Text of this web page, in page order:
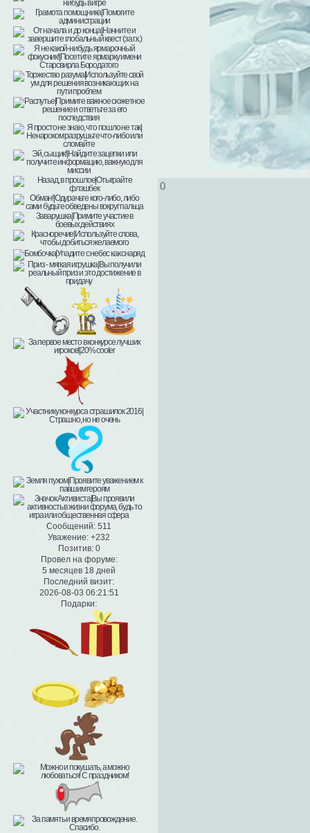
Сообщений: 511
Уважение: +232
Позитив: 0
Провел на форуме:
5 месяцев 18 дней
Последний визит:
2026-08-03 06:21:51
Подарки:
0